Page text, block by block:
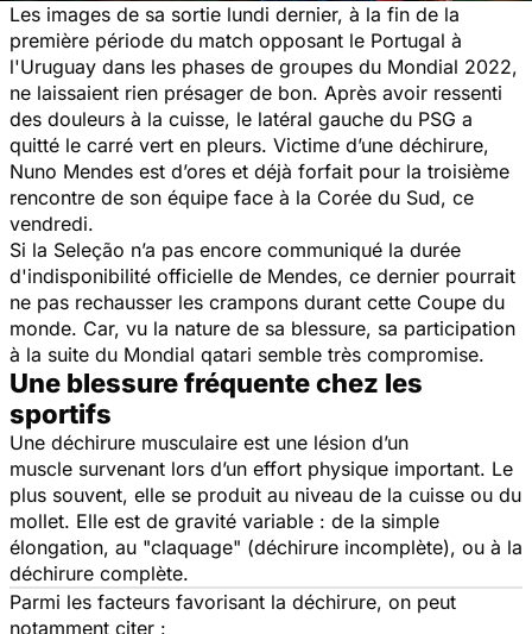
Les images de sa sortie lundi dernier, à la fin de la
première période du match opposant le Portugal à
l'Uruguay dans les phases de groupes du Mondial 2022,
ne laissaient rien présager de bon. Après avoir ressenti
des douleurs à la cuisse, le latéral gauche du PSG a
quitté le carré vert en pleurs. Victime d’une déchirure,
Nuno Mendes est d’ores et déjà forfait pour la troisième
rencontre de son équipe face à la Corée du Sud, ce
vendredi.
Si la Seleção n’a pas encore communiqué la durée
d'indisponibilité officielle de Mendes, ce dernier pourrait
ne pas rechausser les crampons durant cette Coupe du
monde. Car, vu la nature de sa blessure, sa participation
à la suite du Mondial qatari semble très compromise.
Une blessure fréquente chez les
sportifs
Une déchirure musculaire est une lésion d’un
muscle survenant lors d’un effort physique important. Le
plus souvent, elle se produit au niveau de la cuisse ou du
mollet. Elle est de gravité variable : de la simple
élongation, au "claquage" (déchirure incomplète), ou à la
déchirure complète.
Parmi les facteurs favorisant la déchirure, on peut
notamment citer :